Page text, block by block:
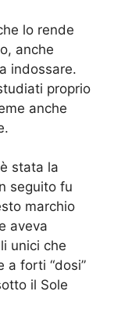
lo rende
anche
indossare.
proprio
anche
stata la
seguito fu
marchio
aveva
unici che
a forti “dosi”
il Sole